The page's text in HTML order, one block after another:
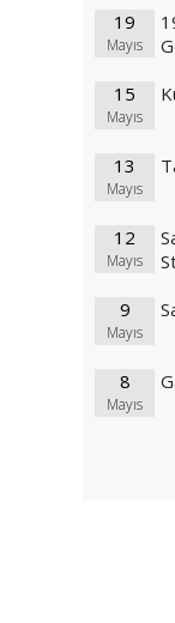
19
Mayıs
15
Mayıs
13
Mayıs
12
Mayıs
9
Mayıs
8
Mayıs